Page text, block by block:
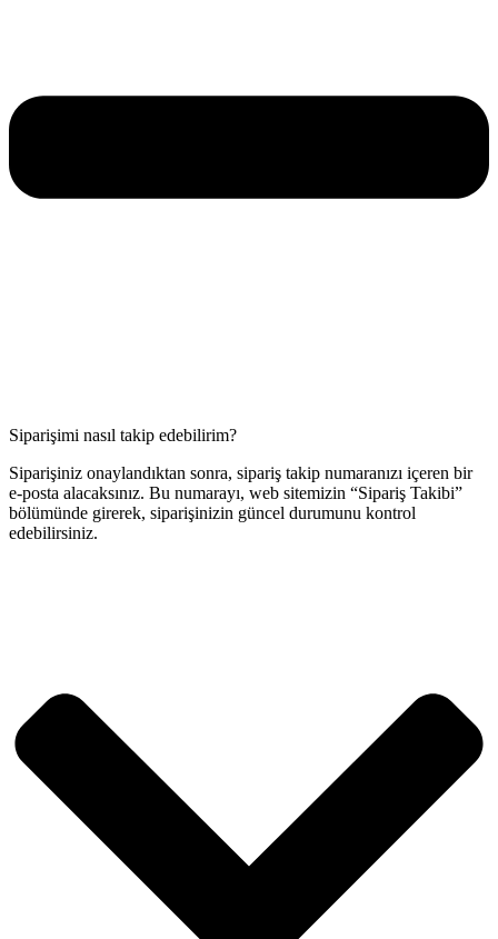
Siparişimi nasıl takip edebilirim?
Siparişiniz onaylandıktan sonra, sipariş takip numaranızı içeren bir
e-posta alacaksınız. Bu numarayı, web sitemizin “Sipariş Takibi”
bölümünde girerek, siparişinizin güncel durumunu kontrol
edebilirsiniz.